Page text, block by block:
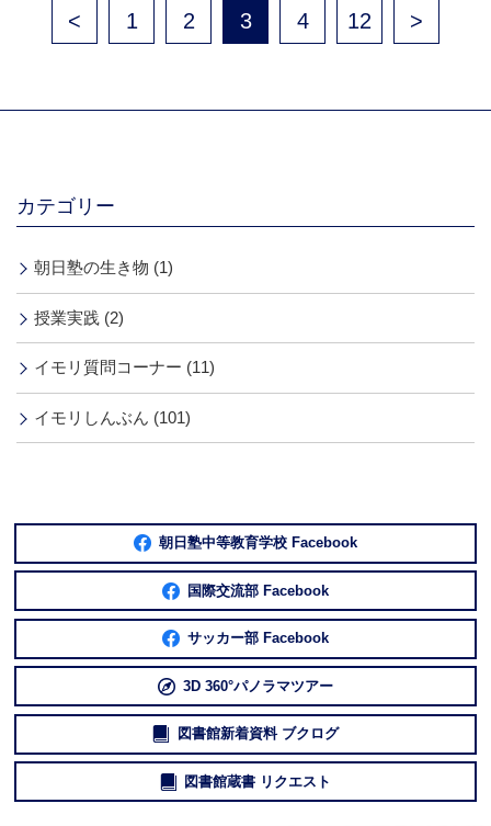
< 1 2 3 4 12 >
カテゴリー
朝日塾の生き物 (1)
授業実践 (2)
イモリ質問コーナー (11)
イモリしんぶん (101)
朝日塾中等教育学校 Facebook
国際交流部 Facebook
サッカー部 Facebook
3D 360°パノラマツアー
図書館新着資料 ブクログ
図書館蔵書 リクエスト